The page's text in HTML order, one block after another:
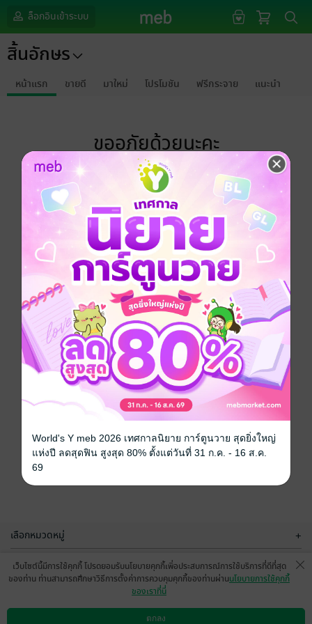
ล็อกอินเข้าระบบ
สิ้นอักษร
หน้าแรก ขายดี มาใหม่ โปรโมชัน ฟรีกระจาย แนะนำ
ขออภัยด้วยนะคะ
ไม่พบข้อมูลในหัวข้อที่คุณกำลังชมค่ะ
เลือกหมวดหมู่ +
บริการช่วยเหลือ +
เว็บไซต์นี้มีการใช้คุกกี้ โปรดยอมรับนโยบายคุกกี้เพื่อประสบการณ์การใช้บริการที่ดีที่สุด
ของท่าน ท่านสามารถศึกษาวิธีการตั้งค่าการควบคุมคุกกี้ของท่านผ่านนโยบายการใช้คุกกี้
ของเราที่นี่
ตกลง
World's Y meb 2026 เทศกาลนิยาย การ์ตูนวาย สุดยิ่งใหญ่
แห่งปี ลดสุดฟิน สูงสุด 80% ตั้งแต่วันที่ 31 ก.ค. - 16 ส.ค.
69